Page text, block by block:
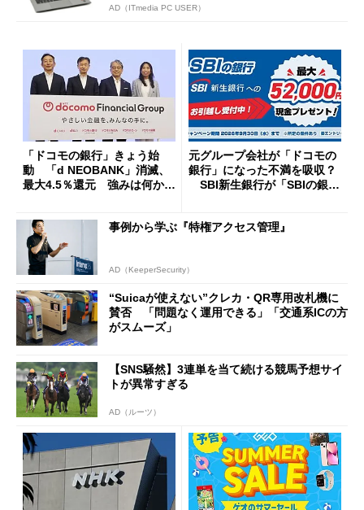
AD（ITmedia PC USER）
「ドコモの銀行」きょう始
動 「d NEOBANK」消滅、
最大4.5％還元 強みは何か解
元グループ会社が「ドコモの
銀行」になった不満を吸収？
SBI新生銀行が「SBIの銀
開催
事例から学ぶ『特権アクセス管理』
AD（KeeperSecurity）
“Suicaが使えない”クレカ・QR専用改札機に
賛否 「問題なく運用できる」「交通系ICの方
がスムーズ」
【SNS騒然】3連単を当て続ける競馬予想サイ
トが異常すぎる
AD（ルーツ）